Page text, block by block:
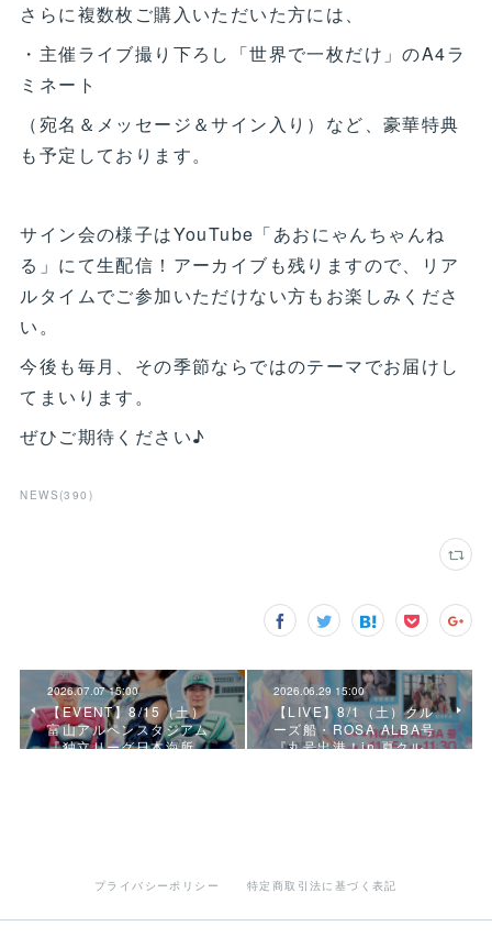
さらに複数枚ご購入いただいた方には、
・主催ライブ撮り下ろし「世界で一枚だけ」のA4ラ
ミネート
（宛名＆メッセージ＆サイン入り）など、豪華特典
も予定しております。
サイン会の様子はYouTube「あおにゃんちゃんね
る」にて生配信！アーカイブも残りますので、リア
ルタイムでご参加いただけない方もお楽しみくださ
い。
今後も毎月、その季節ならではのテーマでお届けし
てまいります。
ぜひご期待ください♪
NEWS (390 )
2026.07.07 15:00
【EVENT】8/15（土）
富山アルペンスタジアム
『独立リーグ日本海所…
2026.06.29 15:00
【LIVE】8/1（土）クル
ーズ船・ROSA ALBA号
『丸号出港！in 夏クル…
プライバシーポリシー 特定商取引法に基づく表記